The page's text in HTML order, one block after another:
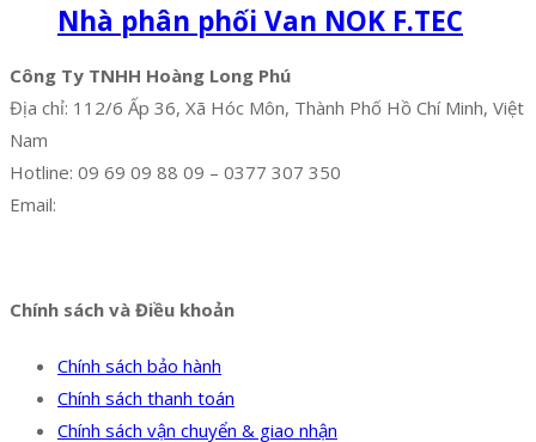
Nhà phân phối Van NOK F.TEC
Công Ty TNHH Hoàng Long Phú
Địa chỉ: 112/6 Ấp 36, Xã Hóc Môn, Thành Phố Hồ Chí Minh, Việt
Nam
Hotline: 09 69 09 88 09 – 0377 307 350
Email:
Chính sách và Điều khoản
Chính sách bảo hành
Chính sách thanh toán
Chính sách vận chuyển & giao nhận